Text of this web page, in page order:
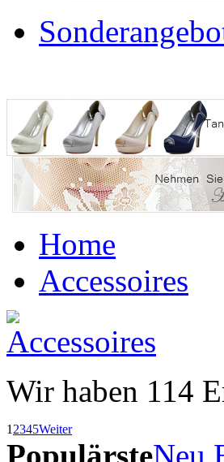
Home
Accessoires
Wir haben 114
1 2345Weiter